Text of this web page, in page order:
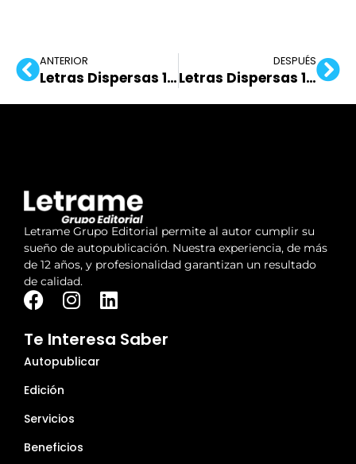
ANTERIOR
Letras Dispersas 18/10/2022
DESPUÉS
Letras Dispersas 11/11/2022
Letrame Grupo Editorial permite al autor cumplir su
sueño de autopublicación. Nuestra experiencia, de más
de 12 años, y profesionalidad garantizan un resultado
de calidad.
Te Interesa Saber
Autopublicar
Edición
Servicios
Beneficios